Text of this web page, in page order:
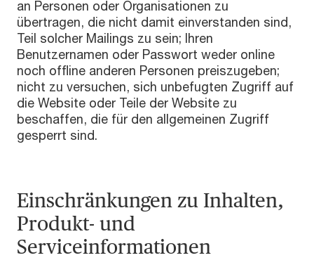
an Personen oder Organisationen zu
übertragen, die nicht damit einverstanden sind,
Teil solcher Mailings zu sein; Ihren
Benutzernamen oder Passwort weder online
noch offline anderen Personen preiszugeben;
nicht zu versuchen, sich unbefugten Zugriff auf
die Website oder Teile der Website zu
beschaffen, die für den allgemeinen Zugriff
gesperrt sind.
Einschränkungen zu Inhalten,
Produkt- und
Serviceinformationen